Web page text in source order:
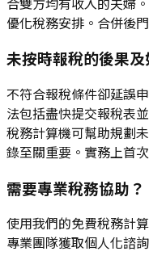
優化稅務安排。合併後
未按時報稅的後果及
不符合報稅條件卻延誤
法包括盡快提交報稅表
稅務計算機可幫助規劃
錄至關重要。實務上首
需要專業稅務協助？
使用我們的免費稅務計
專業團隊獲取個人化諮詢